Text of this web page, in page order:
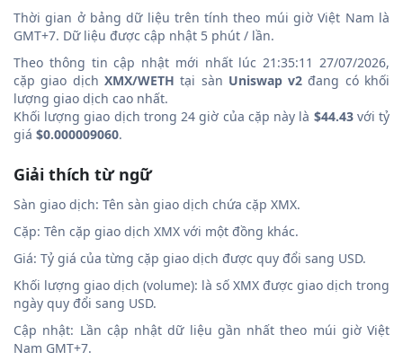
Thời gian ở bảng dữ liệu trên tính theo múi giờ Việt Nam là
GMT+7. Dữ liệu được cập nhật 5 phút / lần.
Theo thông tin cập nhật mới nhất lúc 21:35:11 27/07/2026,
cặp giao dịch XMX/WETH tại sàn Uniswap v2 đang có khối
lượng giao dịch cao nhất.
Khối lượng giao dịch trong 24 giờ của cặp này là $44.43với tỷ
giá $0.000009060.
Giải thích từ ngữ
Sàn giao dịch: Tên sàn giao dịch chứa cặp XMX.
Cặp: Tên cặp giao dịch XMX với một đồng khác.
Giá: Tỷ giá của từng cặp giao dịch được quy đổi sang USD.
Khối lượng giao dịch (volume): là số XMX được giao dịch trong
ngày quy đổi sang USD.
Cập nhật: Lần cập nhật dữ liệu gần nhất theo múi giờ Việt
Nam GMT+7.